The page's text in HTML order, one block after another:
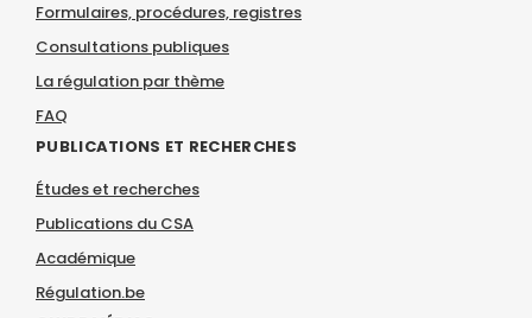
Formulaires, procédures, registres
Consultations publiques
La régulation par thème
FAQ
PUBLICATIONS ET RECHERCHES
Études et recherches
Publications du CSA
Académique
Régulation.be